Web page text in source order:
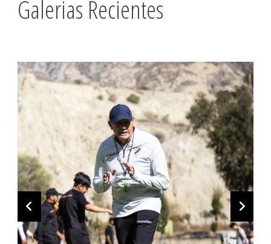
Galerias Recientes